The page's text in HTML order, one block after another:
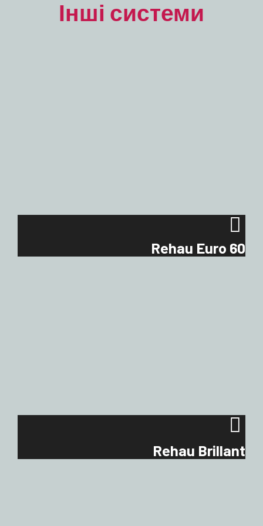
Інші системи
Rehau Euro 60
Rehau Brillant